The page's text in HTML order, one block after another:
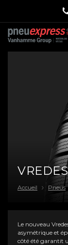
Accueil Pneus
Le nouveau
asymétrique et
côté été garantit